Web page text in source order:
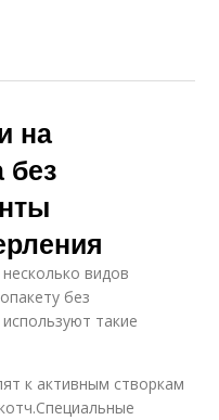
на
без
видов
без
такие
к активным створкам